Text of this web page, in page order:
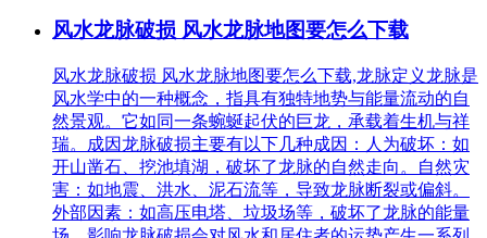
风水龙脉破损 风水龙脉地图要怎么下载
风水龙脉破损 风水龙脉地图要怎么下载,龙脉定义龙脉是
风水学中的一种概念，指具有独特地势与能量流动的自
然景观。它如同一条蜿蜒起伏的巨龙，承载着生机与祥
瑞。成因龙脉破损主要有以下几种成因：人为破坏：如
开山凿石、挖池填湖，破坏了龙脉的自然走向。自然灾
害：如地震、洪水、泥石流等，导致龙脉断裂或偏斜。
外部因素：如高压电塔、垃圾场等，破坏了龙脉的能量